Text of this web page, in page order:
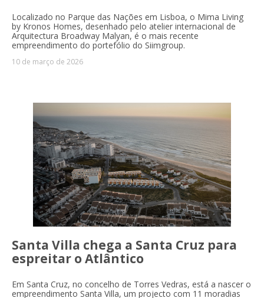
Localizado no Parque das Nações em Lisboa, o Mima Living
by Kronos Homes, desenhado pelo atelier internacional de
Arquitectura Broadway Malyan, é o mais recente
empreendimento do portefólio do Siimgroup.
10 de março de 2026
Santa Villa chega a Santa Cruz para
espreitar o Atlântico
Em Santa Cruz, no concelho de Torres Vedras, está a nascer o
empreendimento Santa Villa, um projecto com 11 moradias